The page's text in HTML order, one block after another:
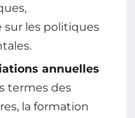
sur les politiques
annuelles
termes des
la formation